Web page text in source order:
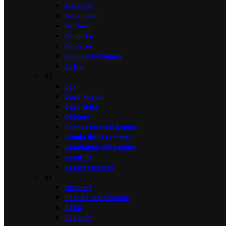
Almoradí
Benejúzar
Benferri
Benijófar
Bigastro
Callosa de Segura
Catral
Cox
Daya Nueva
Daya Vieja
Dolores
Formentera del Segura
Granja de Rocamora
Guardamar del Segura
Jacarilla
Los Montesinos
Orihuela
Pilar de la Horadada
Rafal
Redován